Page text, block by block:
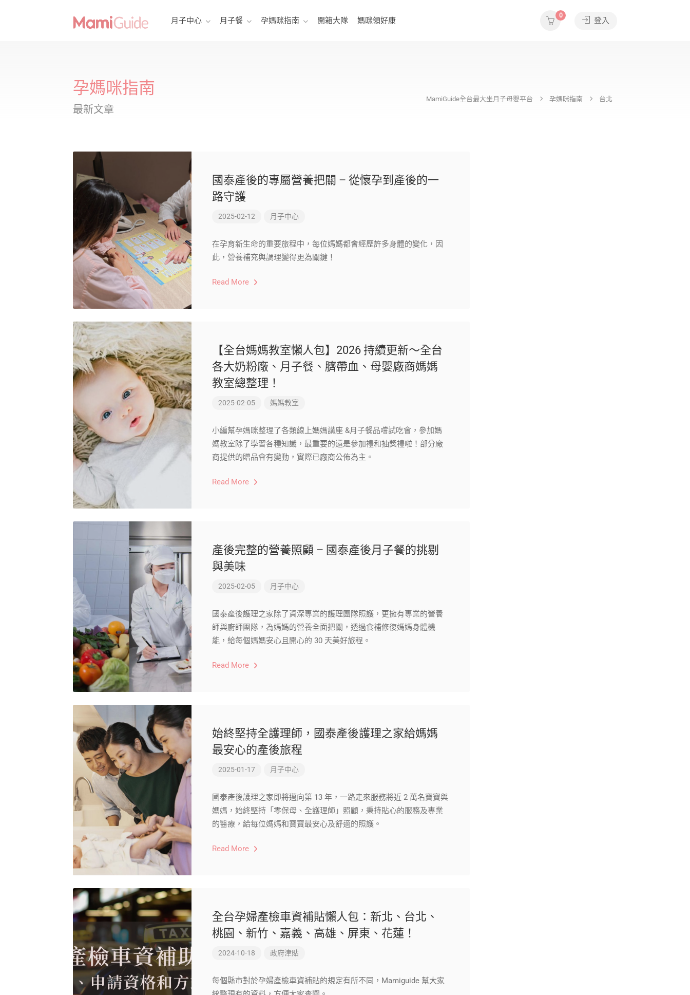
月子中心 月子餐 孕媽咪指南 開箱大隊 媽咪領好康
0
登入
孕媽咪指南
最新文章
MamiGuide全台最大坐月子母嬰平台 孕媽咪指南 台北
國泰產後的專屬營養把關 – 從懷孕到產後的一
路守護
2025-02-12 月子中心
在孕育新生命的重要旅程中，每位媽媽都會經歷許多身體的變化，因
此，營養補充與調理變得更為關鍵！
Read More
【全台媽媽教室懶人包】2026 持續更新～全台
各大奶粉廠、月子餐、臍帶血、母嬰廠商媽媽
教室總整理！
2025-02-05 媽媽教室
小編幫孕媽咪整理了各類線上媽媽講座 &月子餐品嚐試吃會，參加媽
媽教室除了學習各種知識，最重要的還是參加禮和抽獎禮啦！部分廠
商提供的贈品會有變動，實際已廠商公佈為主。
Read More
產後完整的營養照顧 – 國泰產後月子餐的挑剔
與美味
2025-02-05 月子中心
國泰產後護理之家除了資深專業的護理團隊照護，更擁有專業的營養
師與廚師團隊，為媽媽的營養全面把關，透過食補修復媽媽身體機
能，給每個媽媽安心且開心的 30 天美好旅程。
Read More
始終堅持全護理師，國泰產後護理之家給媽媽
最安心的產後旅程
2025-01-17 月子中心
國泰產後護理之家即將邁向第 13 年，一路走來服務將近 2 萬名寶寶與
媽媽，始終堅持「零保母、全護理師」照顧，秉持貼心的服務及專業
的醫療，給每位媽媽和寶寶最安心及舒適的照護。
Read More
全台孕婦產檢車資補貼懶人包：新北、台北、
桃園、新竹、嘉義、高雄、屏東、花蓮！
2024-10-18 政府津貼
每個縣市對於孕婦產檢車資補貼的規定有所不同，Mamiguide 幫大家